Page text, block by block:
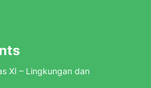
XI – Lingkungan dan